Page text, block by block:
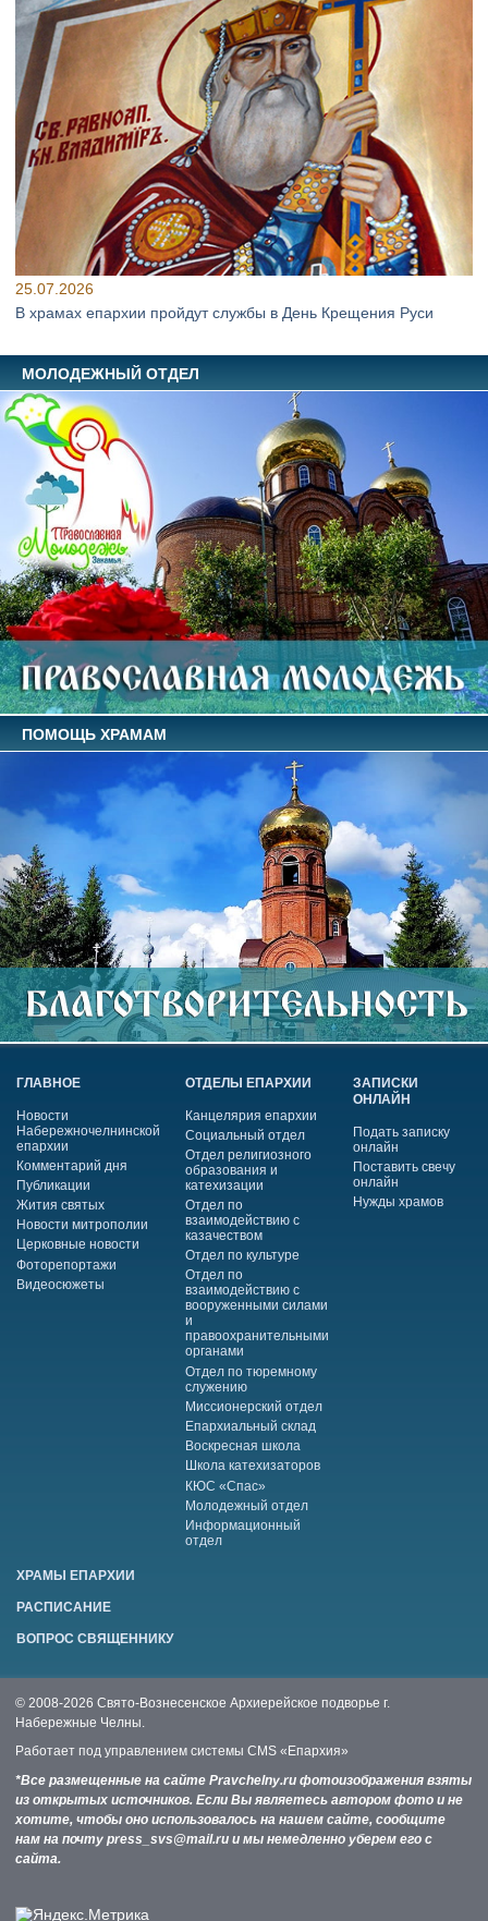
25.07.2026
В храмах епархии пройдут службы в День Крещения Руси
МОЛОДЕЖНЫЙ ОТДЕЛ
ПОМОЩЬ ХРАМАМ
ГЛАВНОЕ
Новости
Набережночелнинской
епархии
Комментарий дня
Публикации
Жития святых
Новости митрополии
Церковные новости
Фоторепортажи
Видеосюжеты
ОТДЕЛЫ ЕПАРХИИ
Канцелярия епархии
Социальный отдел
Отдел религиозного
образования и
катехизации
Отдел по
взаимодействию с
казачеством
Отдел по культуре
Отдел по
взаимодействию с
вооруженными силами
и
правоохранительными
органами
Отдел по тюремному
служению
Миссионерский отдел
Епархиальный склад
Воскресная школа
Школа катехизаторов
КЮС «Спас»
Молодежный отдел
Информационный
отдел
ЗАПИСКИ
ОНЛАЙН
Подать записку
онлайн
Поставить свечу
онлайн
Нужды храмов
ХРАМЫ ЕПАРХИИ
РАСПИСАНИЕ
ВОПРОС СВЯЩЕННИКУ
© 2008-2026 Свято-Вознесенское Архиерейское подворье г.
Набережные Челны.
Работает под управлением системы CMS «Епархия»
*Все размещенные на сайте Pravchelny.ru фотоизображения взяты
из открытых источников. Если Вы являетесь автором фото и не
хотите, чтобы оно использовалось на нашем сайте, сообщите
нам на почту press_svs@mail.ru и мы немедленно уберем его с
сайта.